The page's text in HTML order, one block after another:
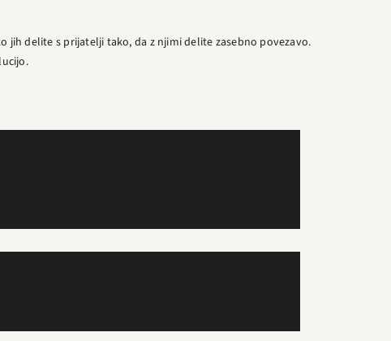
delite s prijatelji tako, da z njimi delite zasebno povezavo.